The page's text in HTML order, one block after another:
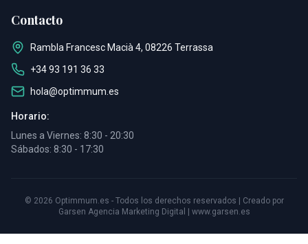
Contacto
Rambla Francesc Macià 4, 08226 Terrassa
+34 93 191 36 33
hola@optimmum.es
Horario:
Lunes a Viernes: 8:30 - 20:30
Sábados: 8:30 - 17:30
© 2026 Optimmum.es - Todos los derechos reservados | Creado por
Garsen Agencia Marketing Digital | www.garsen.es